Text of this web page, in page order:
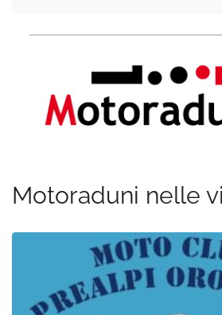
Motoraduni nelle